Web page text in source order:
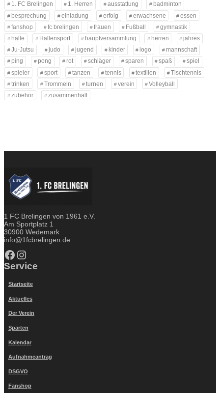
1. FC Brelingen 1. Herren ausstattung
badminton
besprechung
einladung erfolg erwachsene
essen
fanshop
fc brelingen frauen Fußball
gymnastik
halle
Hallensport hauptversammlung herren
jahres
Ju-Jutsu
judo jugend kinder logo
mannschaft
ping
pong rot schläger sparen spaß
spiel
spieler
sport tanzen tennis textilien
Tischtennis
trinken
Trommeln turnen verein
Volleyball
zubehör
zusammenhalt
1 FC Brelingen von 1961 e.V.
Am Sportplatz 1
30900 Wedemark
info@1fcbrelingen.de
Facebook Instagram
Service
Startseite
Aktuelles
Der Verein
Sparten
Kalendar
Aufnahmeantrag
DSGVO
Fanshop